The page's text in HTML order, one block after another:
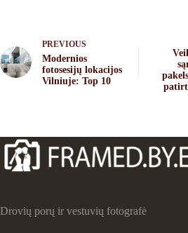
PREVIOUS
Modernios
fotosesijų lokacijos
Vilniuje: Top 10
Drovių porų ir vestuvių fotografė